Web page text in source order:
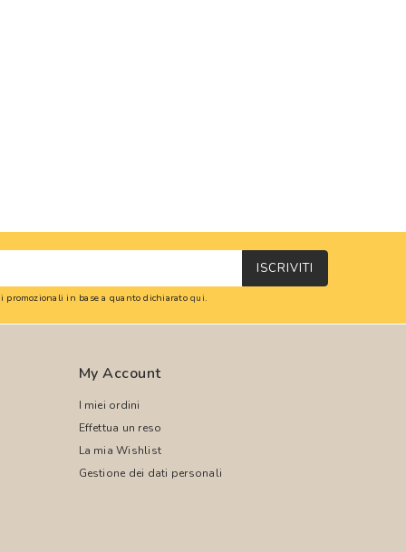
ISCRIVITI
promozionali in base a quanto dichiaratoqui.
My Account
I miei ordini
Effettua un reso
La mia Wishlist
Gestione dei dati personali